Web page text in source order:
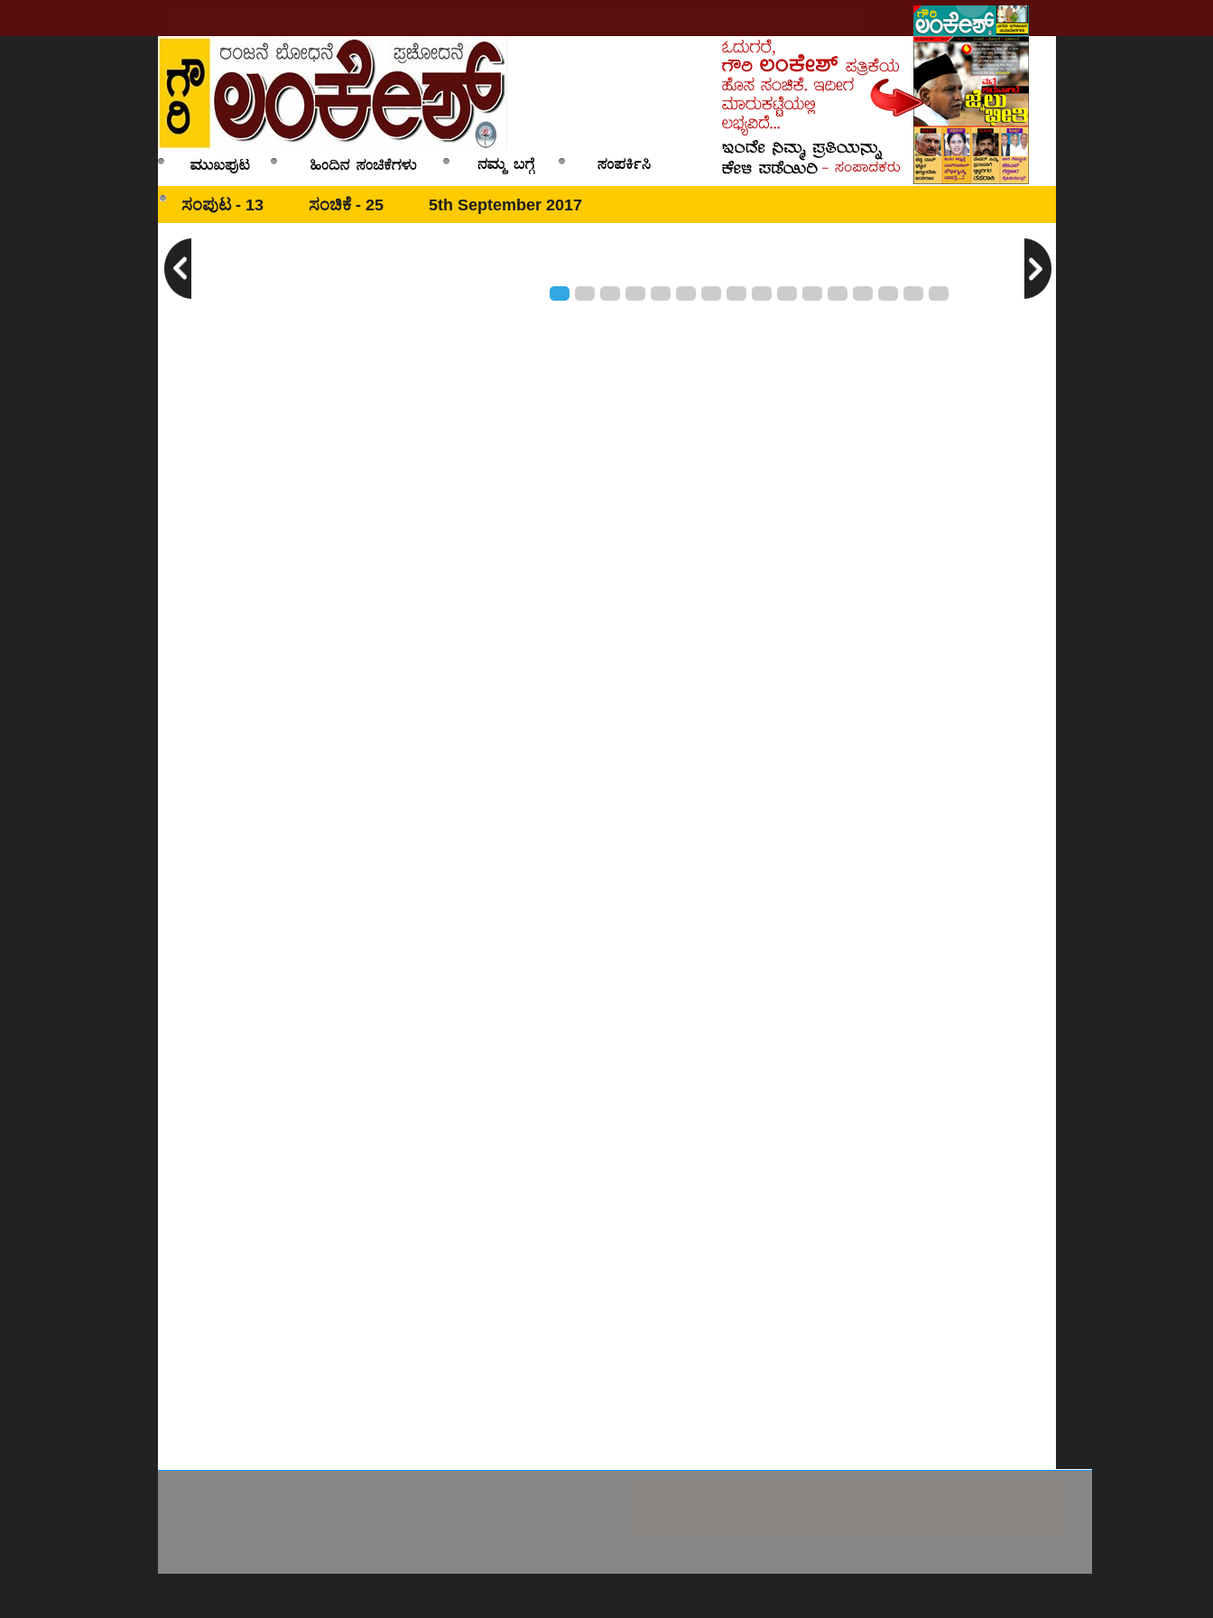
ಸಂಪುಟ - 13 ಸಂಚಿಕೆ - 25 5th September 2017